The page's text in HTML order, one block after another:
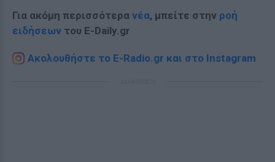
Για ακόμη περισσότερα νέα, μπείτε στην ροή
ειδήσεων του E-Daily.gr
Ακολουθήστε το E-Radio.gr και στο Instagram